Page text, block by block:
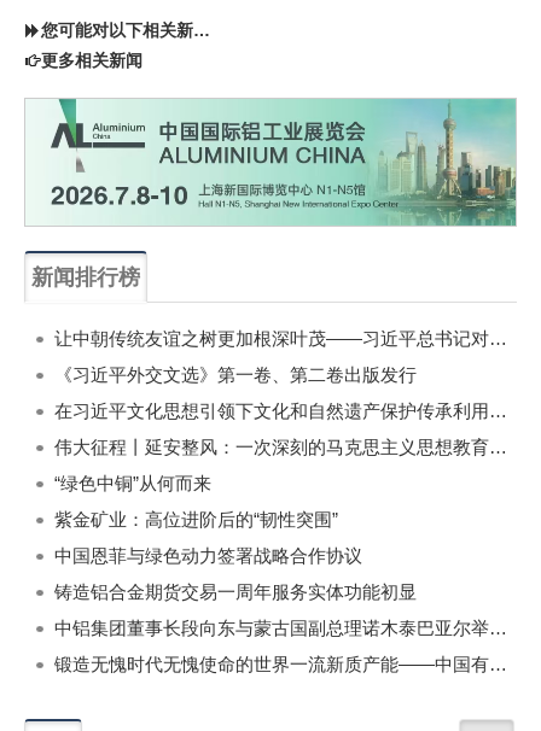
您可能对以下相关新闻同样感兴趣
更多相关新闻
新闻排行榜
让中朝传统友谊之树更加根深叶茂——习近平总书记对朝鲜进行国事访问纪实
《习近平外交文选》第一卷、第二卷出版发行
在习近平文化思想引领下文化和自然遗产保护传承利用工作开创新局面
伟大征程丨延安整风：一次深刻的马克思主义思想教育运动
“绿色中铜”从何而来
紫金矿业：高位进阶后的“韧性突围”
中国恩菲与绿色动力签署战略合作协议
铸造铝合金期货交易一周年服务实体功能初显
中铝集团董事长段向东与蒙古国副总理诺木泰巴亚尔举行会谈
锻造无愧时代无愧使命的世界一流新质产能——中国有色金属工业的战略应对与破局之道（二）